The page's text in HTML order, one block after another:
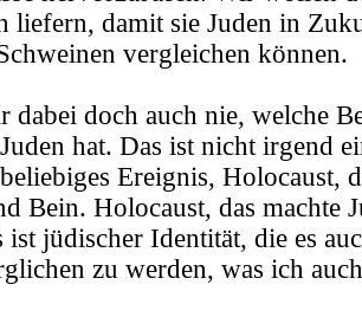
liefern, damit sie Juden in
vergleichen können.
dabei doch auch nie, welche
hat. Das ist nicht irgend
Ereignis, Holocaust,
Bein. Holocaust, das machte
ist jüdischer Identität, die es
zu werden, was ich